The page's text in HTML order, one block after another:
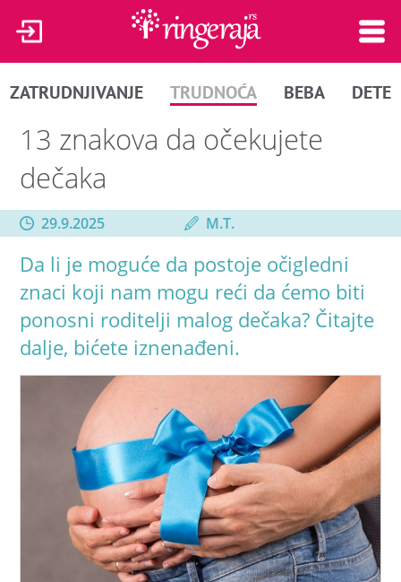
ZATRUDNJIVANJE TRUDNOĆA BEBA DETE
13 znakova da očekujete
dečaka
29.9.2025 M.T.
Da li je moguće da postoje očigledni
znaci koji nam mogu reći da ćemo biti
ponosni roditelji malog dečaka? Čitajte
dalje, bićete iznenađeni.